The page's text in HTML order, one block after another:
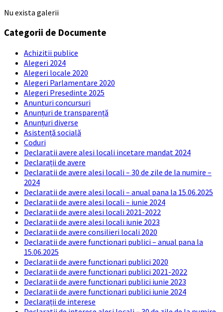
Nu exista galerii
Categorii de Documente
Achizitii publice
Alegeri 2024
Alegeri locale 2020
Alegeri Parlamentare 2020
Alegeri Presedinte 2025
Anunturi concursuri
Anunțuri de transparență
Anunțuri diverse
Asistență socială
Coduri
Declaratii avere alesi locali incetare mandat 2024
Declarații de avere
Declaratii de avere alesi locali – 30 de zile de la numire –
2024
Declaratii de avere alesi locali – anual pana la 15.06.2025
Declaratii de avere alesi locali – iunie 2024
Declaratii de avere alesi locali 2021-2022
Declaratii de avere alesi locali iunie 2023
Declaratii de avere consilieri locali 2020
Declaratii de avere functionari publici – anual pana la
15.06.2025
Declaratii de avere functionari publici 2020
Declaratii de avere functionari publici 2021-2022
Declaratii de avere functionari publici iunie 2023
Declaratii de avere functionari publici iunie 2024
Declarații de interese